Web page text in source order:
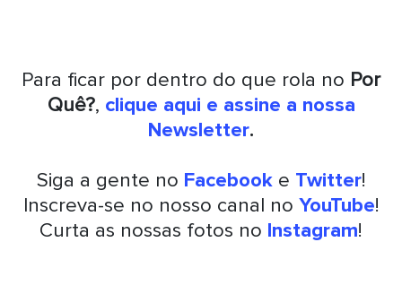
Para ficar por dentro do que rola no Por
Quê?, clique aqui e assine a nossa
Newsletter.
Siga a gente no Facebooke Twitter!
Inscreva-se no nosso canal no YouTube!
Curta as nossas fotos no Instagram!